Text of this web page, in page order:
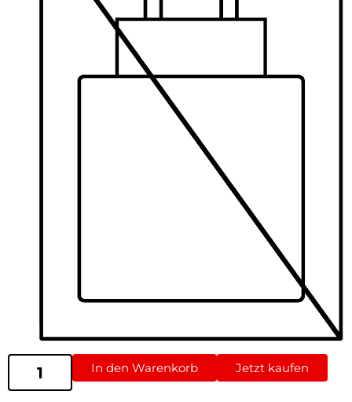
In den Warenkorb Jetzt kaufen